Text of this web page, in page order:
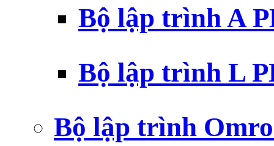
Bộ lập trình A
Bộ lập trình L
Bộ lập trình